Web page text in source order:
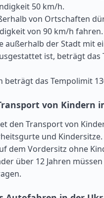
50 km/h.
von Ortschaften
von 90 km/h fahren.
außerhalb der Stadt mit
ist, beträgt das
beträgt das Tempolimit
von Kindern
den Transport von
und Kindersitze.
dem Vordersitz ohne
über 12 Jahren müssen